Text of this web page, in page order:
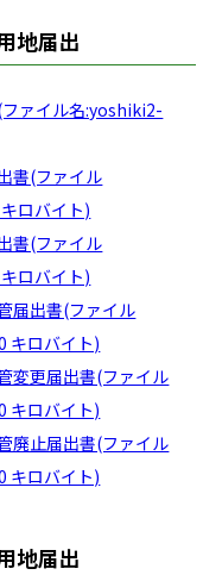
地届出
ァイル名:yoshiki2-
書(ファイル
ロバイト)
書(ファイル
ロバイト)
届出書(ファイル
キロバイト)
変更届出書(ファイル
キロバイト)
廃止届出書(ファイル
キロバイト)
地届出